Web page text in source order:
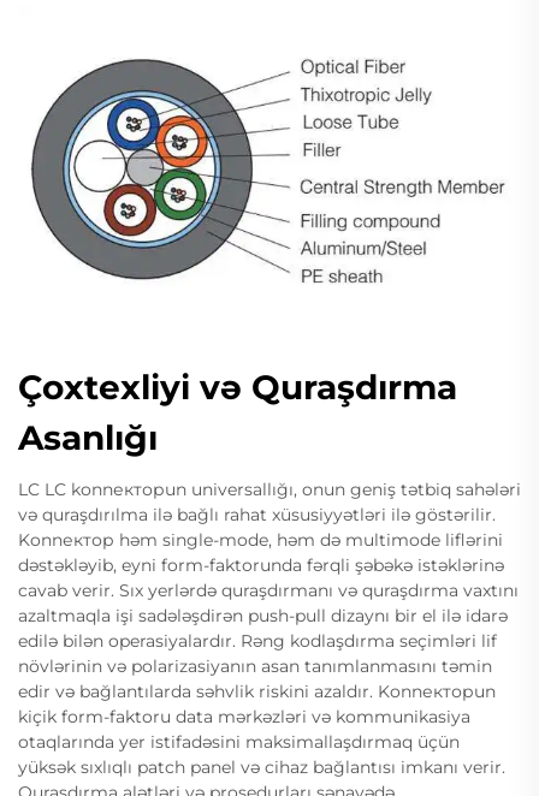
Çoxtexliyi və Quraşdırma
Asanlığı
LC LC konnекторun universallığı, onun geniş tətbiq sahələri
və quraşdırılma ilə bağlı rahat xüsusiyyətləri ilə göstərilir.
Konnектор həm single-mode, həm də multimode liflərini
dəstəkləyib, eyni form-faktorunda fərqli şəbəkə istəklərinə
cavab verir. Sıx yerlərdə quraşdırmanı və quraşdırma vaxtını
azaltmaqla işi sadələşdirən push-pull dizaynı bir el ilə idarə
edilə bilən operasiyalardır. Rəng kodlaşdırma seçimləri lif
növlərinin və polarizasiyanın asan tanımlanmasını təmin
edir və bağlantılarda səhvlik riskini azaldır. Konnекторun
kiçik form-faktoru data mərkəzləri və kommunikasiya
otaqlarında yer istifadəsini maksimallaşdırmaq üçün
yüksək sıxlıqlı patch panel və cihaz bağlantısı imkanı verir.